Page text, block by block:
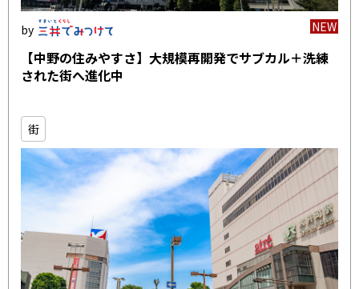
NEW
【中野の住みやすさ】大規模再開発でサブカル＋洗練
された街へ進化中
街